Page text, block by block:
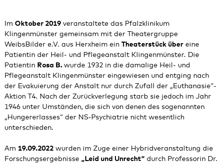
Im Oktober 2019veranstaltete das Pfalzklinikum
Klingenmünster gemeinsam mit der Theatergruppe
WeibsBilder e.V. aus Herxheim ein Theaterstück übereine
Patientin der Heil- und Pflegeanstalt Klingenmünster. Die
Patientin Rosa B. wurde 1932 in die damalige Heil- und
Pflegeanstalt Klingenmünster eingewiesen und entging nach
der Evakuierung der Anstalt nur durch Zufall der „Euthanasie“-
Aktion T4. Nach der Zurückverlegung starb sie jedoch im Jahr
1946 unter Umständen, die sich von denen des sogenannten
„Hungererlasses“ der NS-Psychiatrie nicht wesentlich
unterschieden.
Am 19.09.2022wurden im Zuge einer Hybridveranstaltung die
Forschungsergebnisse „Leid und Unrecht“durch Professorin Dr.